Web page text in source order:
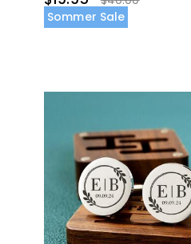
Sommer Sale